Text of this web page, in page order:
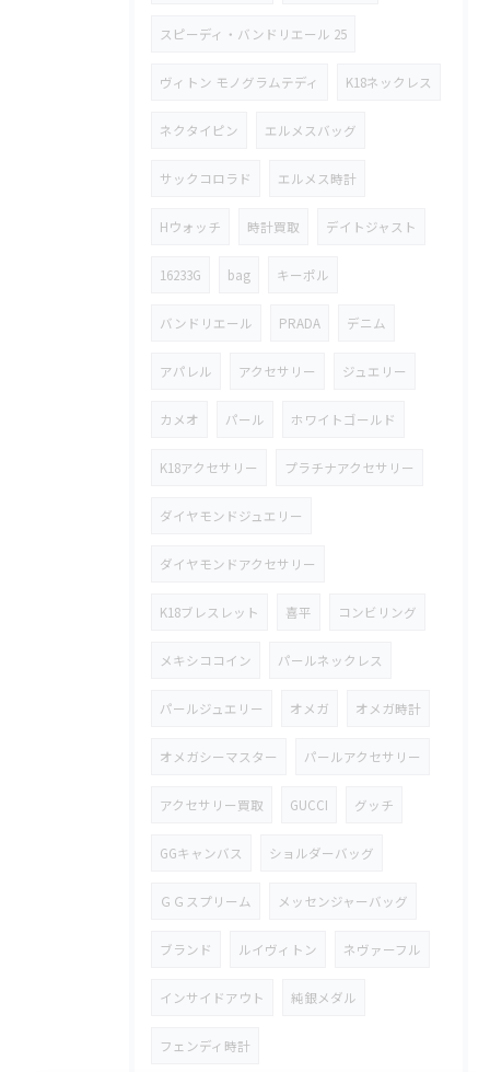
スピーディ・バンドリエール 25
ヴィトン モノグラムテディ K18ネックレス
ネクタイピン エルメスバッグ
サックコロラド エルメス時計
Hウォッチ 時計買取 デイトジャスト
16233G bag キーポル
バンドリエール PRADA デニム
アパレル アクセサリー ジュエリー
カメオ パール ホワイトゴールド
K18アクセサリー プラチナアクセサリー
ダイヤモンドジュエリー
ダイヤモンドアクセサリー
K18ブレスレット 喜平 コンビリング
メキシココイン パールネックレス
パールジュエリー オメガ オメガ時計
オメガシーマスター パールアクセサリー
アクセサリー買取 GUCCI グッチ
GGキャンバス ショルダーバッグ
ＧＧスプリーム メッセンジャーバッグ
ブランド ルイヴィトン ネヴァーフル
インサイドアウト 純銀メダル
フェンディ時計